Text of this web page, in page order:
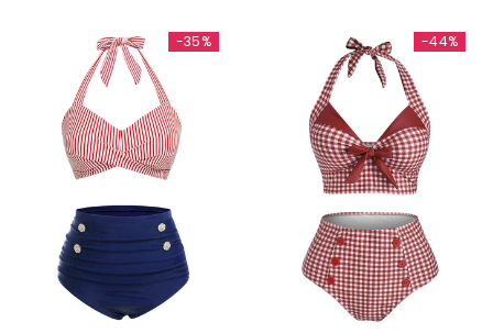
-35% -44%